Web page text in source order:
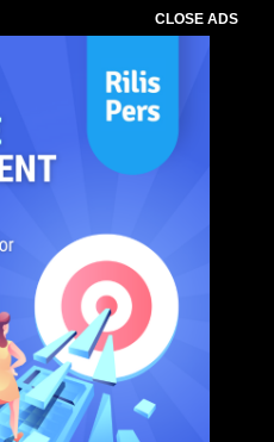
CLOSE ADS